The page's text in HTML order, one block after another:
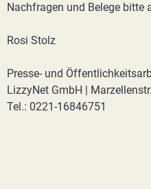
Nachfragen und Belege bitte
Rosi Stolz
Presse- und
LizzyNet GmbH |
Tel.: 0221-16846751